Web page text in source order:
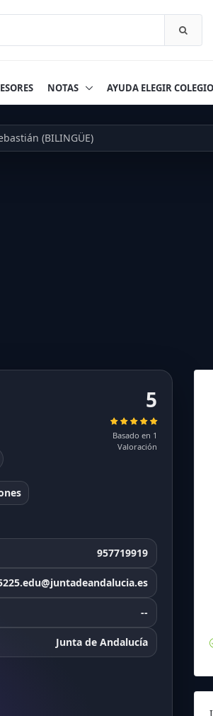
NOTAS AYUDA ELEGIR
(BILINGÜE)
5
Basado en 1
Valoración
957719919
--
Junta de Andalucía